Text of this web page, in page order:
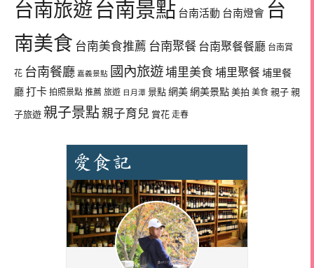
台南旅遊 台南景點 台南活動 台南燈會 台
南美食 台南美食推薦 台南聚餐 台南聚餐餐廳 台南賞
花 台南餐廳 嘉義景點 國內旅遊埔里美食 埔里聚餐埔里餐
廳打卡 拍照景點 推薦 旅遊 日月潭 景點 網美網美景點 美拍 美食 親子 親
子旅遊 親子景點親子育兒 賞花 走春